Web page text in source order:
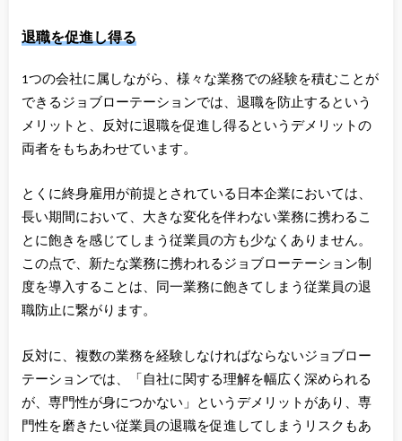
退職を促進し得る
1つの会社に属しながら、様々な業務での経験を積むことが
できるジョブローテーションでは、退職を防止するという
メリットと、反対に退職を促進し得るというデメリットの
両者をもちあわせています。
とくに終身雇用が前提とされている日本企業においては、
長い期間において、大きな変化を伴わない業務に携わるこ
とに飽きを感じてしまう従業員の方も少なくありません。
この点で、新たな業務に携われるジョブローテーション制
度を導入することは、同一業務に飽きてしまう従業員の退
職防止に繋がります。
反対に、複数の業務を経験しなければならないジョブロー
テーションでは、「自社に関する理解を幅広く深められる
が、専門性が身につかない」というデメリットがあり、専
門性を磨きたい従業員の退職を促進してしまうリスクもあ